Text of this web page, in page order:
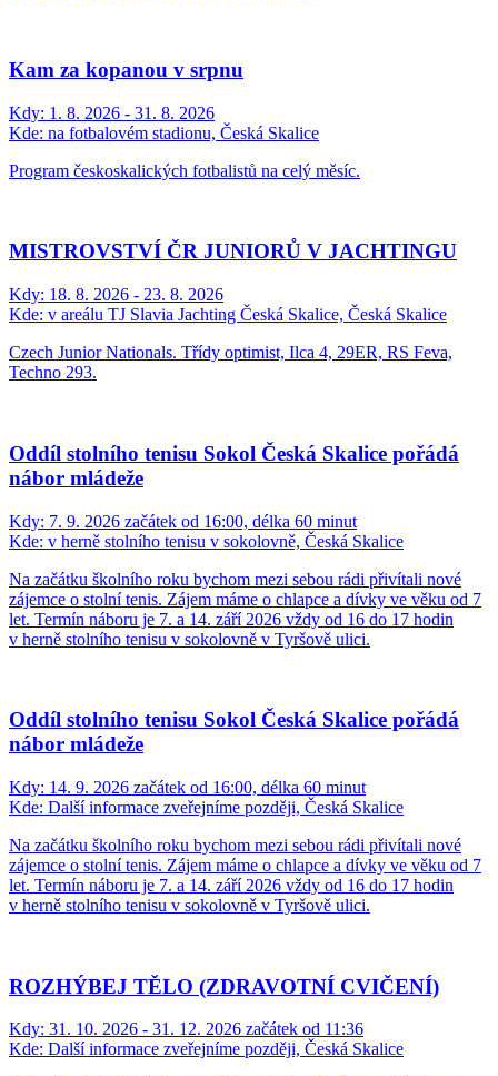
Kam za kopanou v srpnu
Kdy: 1. 8. 2026 - 31. 8. 2026
Kde: na fotbalovém stadionu, Česká Skalice
Program českoskalických fotbalistů na celý měsíc.
MISTROVSTVÍ ČR JUNIORŮ V JACHTINGU
Kdy: 18. 8. 2026 - 23. 8. 2026
Kde: v areálu TJ Slavia Jachting Česká Skalice, Česká Skalice
Czech Junior Nationals. Třídy optimist, Ilca 4, 29ER, RS Feva,
Techno 293.
Oddíl stolního tenisu Sokol Česká Skalice pořádá
nábor mládeže
Kdy: 7. 9. 2026 začátek od 16:00, délka 60 minut
Kde: v herně stolního tenisu v sokolovně, Česká Skalice
Na začátku školního roku bychom mezi sebou rádi přivítali nové
zájemce o stolní tenis. Zájem máme o chlapce a dívky ve věku od 7
let. Termín náboru je 7. a 14. září 2026 vždy od 16 do 17 hodin
v herně stolního tenisu v sokolovně v Tyršově ulici.
Oddíl stolního tenisu Sokol Česká Skalice pořádá
nábor mládeže
Kdy: 14. 9. 2026 začátek od 16:00, délka 60 minut
Kde: Další informace zveřejníme později, Česká Skalice
Na začátku školního roku bychom mezi sebou rádi přivítali nové
zájemce o stolní tenis. Zájem máme o chlapce a dívky ve věku od 7
let. Termín náboru je 7. a 14. září 2026 vždy od 16 do 17 hodin
v herně stolního tenisu v sokolovně v Tyršově ulici.
ROZHÝBEJ TĚLO (ZDRAVOTNÍ CVIČENÍ)
Kdy: 31. 10. 2026 - 31. 12. 2026 začátek od 11:36
Kde: Další informace zveřejníme později, Česká Skalice